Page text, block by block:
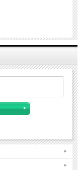
カット率95％以上
したフィルムとな
通常フィルム品を